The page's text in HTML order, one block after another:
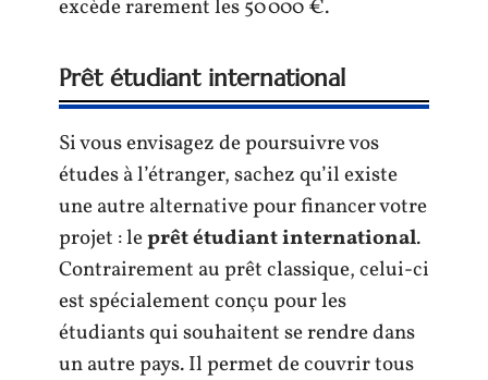
excède rarement les 50 000 €.
Prêt étudiant international
Si vous envisagez de poursuivre vos
études à l’étranger, sachez qu’il existe
une autre alternative pour financer votre
projet : leprêt étudiant international.
Contrairement au prêt classique, celui-ci
est spécialement conçu pour les
étudiants qui souhaitent se rendre dans
un autre pays. Il permet de couvrir tous